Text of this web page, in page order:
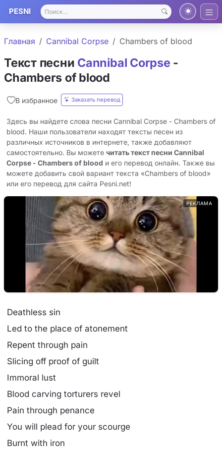
PESNI
Главная Cannibal Corpse Chambers of blood
Текст песни Cannibal Corpse -
Chambers of blood
В избранное Заказать перевод
Здесь вы найдете слова песни Cannibal Corpse - Chambers of
blood. Наши пользователи находят тексты песен из
различных источников в интернете, также добавляют
самостоятельно. Вы можете читать текст песни Cannibal
Corpse - Chambers of blood и его перевод онлайн. Также вы
можете добавить свой вариант текста «Chambers of blood»
или его перевод для сайта Pesni.net!
РЕКЛАМА
Deathless sin
Led to the place of atonement
Repent through pain
Slicing off proof of guilt
Immoral lust
Blood carving torturers revel
Pain through penance
You will plead for your scourge
Burnt with iron